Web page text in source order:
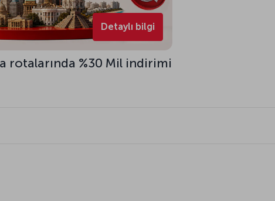
Detaylı bilgi
rotalarında %30 Mil indirimi